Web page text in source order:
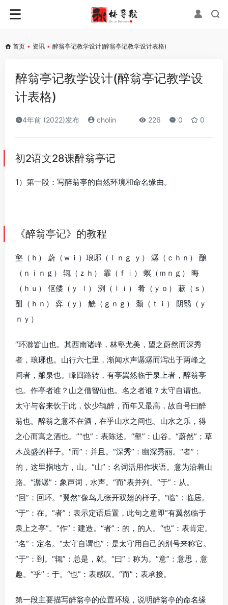
首页 • 资讯 • 醉翁亭记教学设计(醉翁亭记教学设计表格)
醉翁亭记教学设计(醉翁亭记教学设
计表格)
4年前 (2022)发布 cholin 226 0 0
初2语文28课醉翁亭记
1）第一段：写醉翁亭的自然环境和命名缘由。
《醉翁亭记》的教程
壑（ｈ） 蔚（ｗｉ）琅琊（ｌｎｇ ｙ） 潺（ｃｈｎ） 酿
（ｎｉｎｇ） 辄（ｚｈ） 霏（ｆｉ） 螟（ｍｎｇ） 晦
（ｈｕ） 伛偻（ｙ ｌ） 洌（ｌｉ） 肴（ｙｏ） 蔌（ｓ）
酣（ｈｎ） 弈（ｙ） 觥（ｇｎｇ） 颓（ｔｉ） 阴翳（ｙ
ｎｙ）
“环滁皆山也。其西南诸峰，林壑尤美，望之蔚然而深秀
者，琅琊也。山行六七里，渐闻水声潺潺而泻出于两峰之
间者，酿泉也。峰回路转，有亭翼然临于泉上者，醉翁亭
也。作亭者谁？山之僧智仙也。名之者谁？太守自谓也。
太守与客来饮于此，饮少辄醉，而年又最高，故自号曰醉
翁也。醉翁之意不在酒，在乎山水之间也。山水之乐，得
之心而寓之酒也。”“也”：表陈述。“壑”：山谷。“蔚然”；草
木茂盛的样子。“而”：并且。“深秀”：幽深秀丽。“者”：
的，这里指地方，山。“山”：名词活用作状语。意为沿着山
路。“潺潺”：象声词，水声。“而”表并列。“于”：从。
“回”：回环。“翼然”像鸟儿张开双翅的样子。“临”：临居。
“于”：在。“者”：表示定语后置，此句之意即“有翼然临于
泉上之亭”。“作”：建造。“者”：的，的人。“也”：表肯定。
“名”：定名。“太守自谓也”：是太守用自己的别号来称它。
“于”：到。“辄”：总是，就。“曰”：称为。“意”：意思，意
趣。“乎”：于。“也”：表感叹。“而”；表承接。
第一段主要描写醉翁亭的位置环境，说明醉翁亭的命名缘